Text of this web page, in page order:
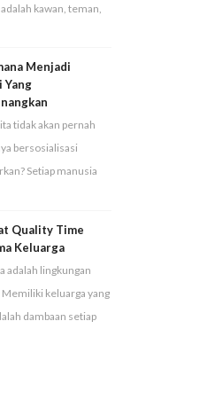
kawan, teman,
Menjadi
Yang
tidak akan pernah
bersosialisasi
Setiap manusia
Quality Time
Keluarga
adalah lingkungan
keluarga yang
dambaan setiap